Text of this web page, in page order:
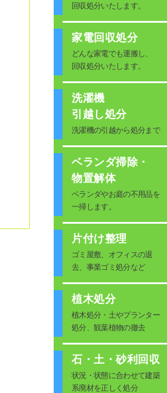
回収処分いたします。
家電回収処分
どんな家電でも運搬し、
回収処分いたします。
洗濯機
引越し処分
洗濯機の引越から処分まで
ベランダ掃除・
物置解体
ベランダやお庭の不用品を
一掃します。
片付け整理
ゴミ屋敷、オフィスの退
去、事業ゴミ処分など
植木処分
植木処分・土やプランター
処分、観葉植物の撤去
石・土・砂利回収
状況・状態に合わせて建築
系廃材を正しく処分